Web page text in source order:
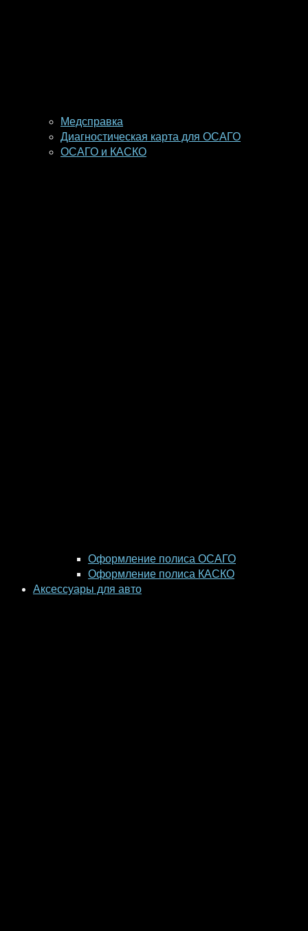
Медсправка
Диагностическая карта для ОСАГО
ОСАГО и КАСКО
Оформление полиса ОСАГО
Оформление полиса КАСКО
Аксессуары для авто